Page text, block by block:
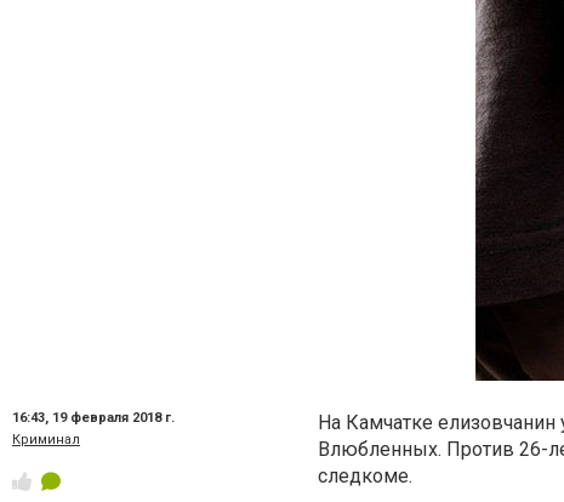
16:43, 19 февраля 2018 г.
Криминал
На Камчатке
Влюбленных. Против 26-
следкоме.